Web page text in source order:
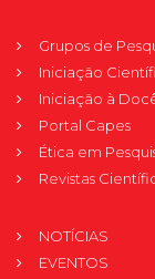
Grupos de
Iniciação
Iniciação à
Portal Capes
Ética em
Revistas
NOTÍCIAS
EVENTOS